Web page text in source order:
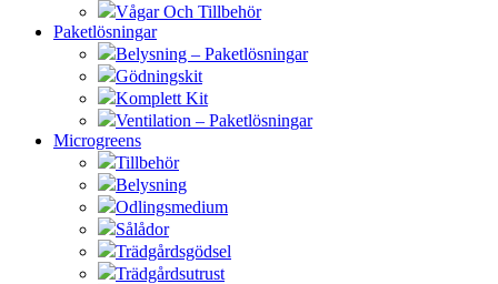
Vågar Och Tillbehör
Paketlösningar
Belysning – Paketlösningar
Gödningskit
Komplett Kit
Ventilation – Paketlösningar
Microgreens
Tillbehör
Belysning
Odlingsmedium
Sålådor
Trädgårdsgödsel
Trädgårdsutrust